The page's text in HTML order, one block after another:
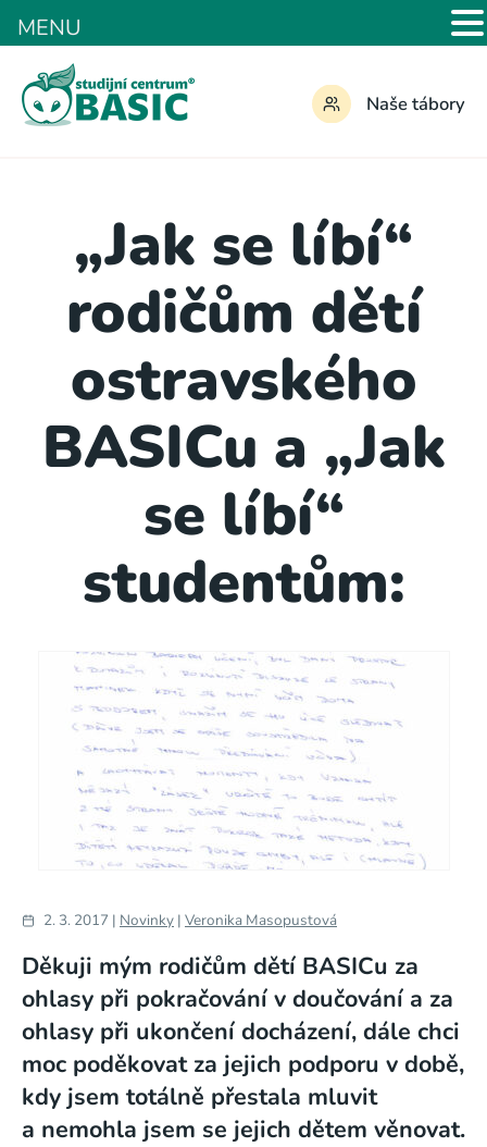
Naše tábory
„Jak se líbí“
rodičům dětí
ostravského
BASICu a „Jak
se líbí“
studentům:
2. 3. 2017 | Novinky | Veronika Masopustová
Děkuji mým rodičům dětí BASICu za
ohlasy při pokračování v doučování a za
ohlasy při ukončení docházení, dále chci
moc poděkovat za jejich podporu v době,
kdy jsem totálně přestala mluvit
a nemohla jsem se jejich dětem věnovat.
MENU